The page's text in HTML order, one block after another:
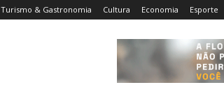
Turismo & Gastronomia Cultura Economia Esporte